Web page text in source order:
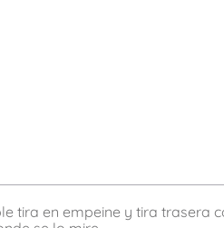
tira en empeine y tira trasera